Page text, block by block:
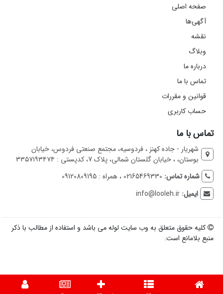
صفحه اصلی
آگهی‌ها
نقشه
وبلاگ
درباره ما
تماس با ما
قوانین و مقررات
حساب کاربری
تماس با ما
شهریار - جاده کهنز ، فردوسیه، مجتمع صنعتی فردوس، خیابان
بوستان، ، خیابان گلستان شمالی، پلاک 7، کدپستی : ۳۳۵۷۱۹۳۴۷۴
شماره تماس: 02165469330 ، همراه : 09120809195
ایمیل:info@looleh.ir
کلیه حقوق متعلق به وب سایت لوله می باشد و استفاده از مطالب با ذکر
منبع بلامانع است.